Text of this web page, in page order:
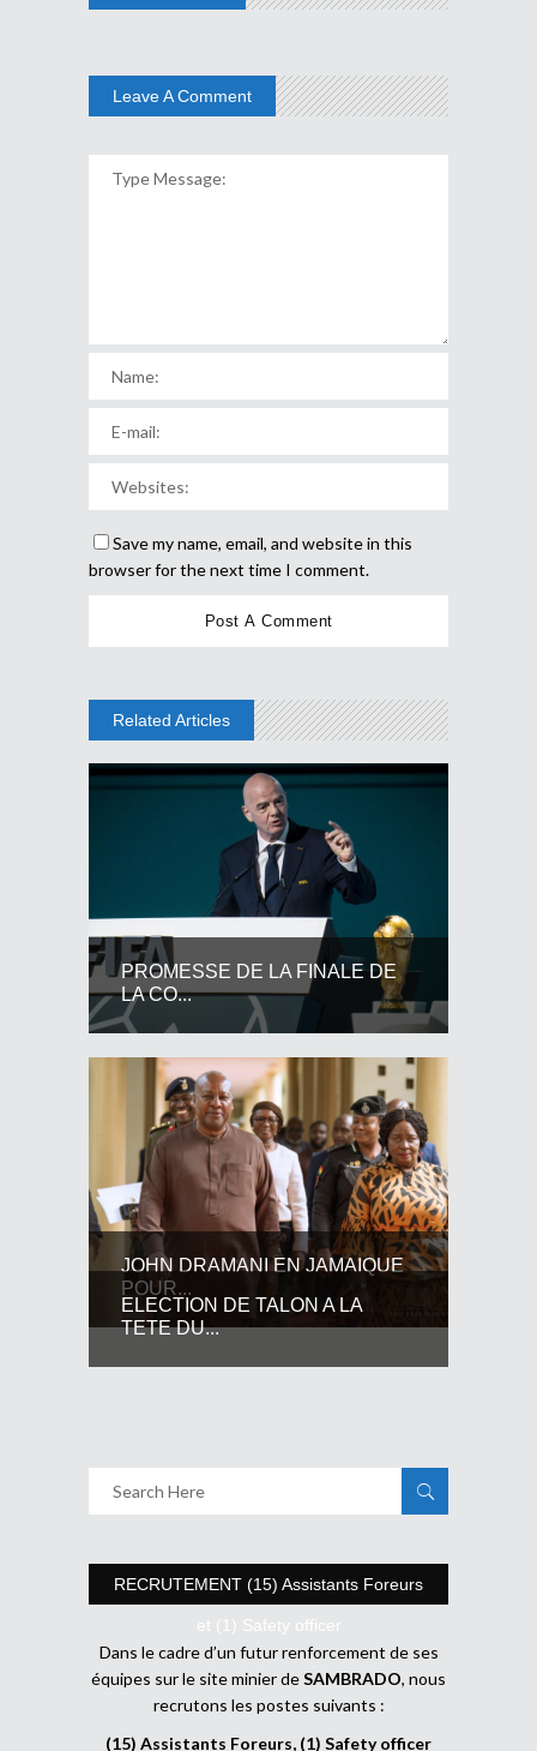
Leave A Comment
Save my name, email, and website in this
browser for the next time I comment.
Related Articles
PROMESSE DE LA FINALE DE
LA CO...
JOHN DRAMANI EN JAMAIQUE
POUR...
ELECTION DE TALON A LA
TETE DU...
RECRUTEMENT (15) Assistants Foreurs
et (1) Safety officer
Dans le cadre d’un futur renforcement de ses
équipes sur le site minier deSAMBRADO, nous
recrutons les postes suivants :
(15) Assistants Foreurs, (1) Safety officer